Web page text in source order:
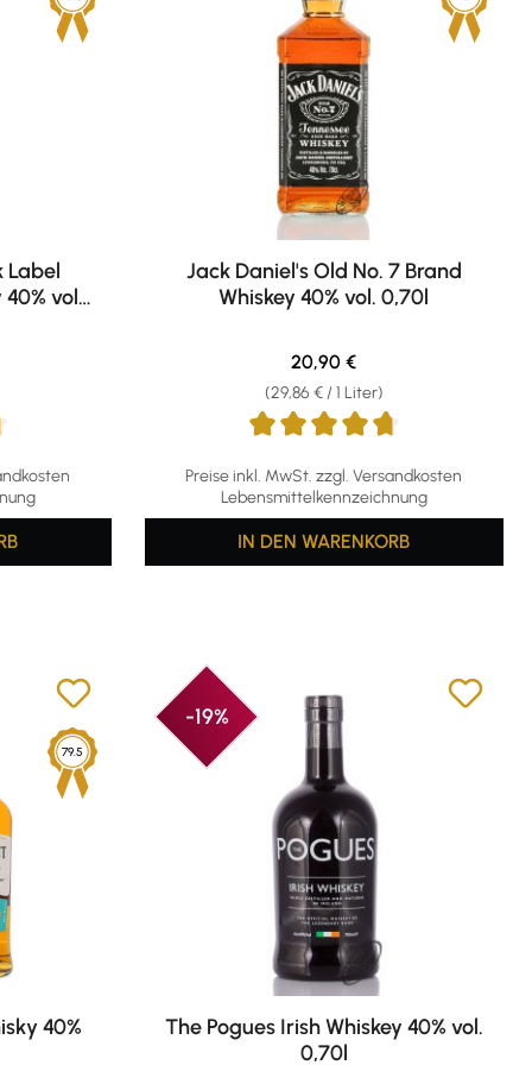
Label
vol.
Jack Daniel's Old No. 7 Brand
Whiskey 40% vol. 0,70l
Preise inkl. MwSt. zzgl. Versandkosten
Lebensmittelkennzeichnung
(29,86 € / 1 Liter)
Regulärer Preis:
20,90 €
IN DEN WARENKORB
79.5
40%
-19%
The Pogues Irish Whiskey 40% vol.
0,70l